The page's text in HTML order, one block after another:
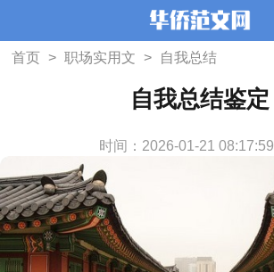
首页 > 职场实用文 > 自我总结
自我总结鉴定
时间：2026-01-21 08:17:59